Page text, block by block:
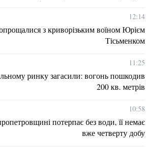
12:14
з криворізьким воїном Юрієм
Тісьменком
11:25
ринку загасили: вогонь пошкодив
200 кв. метрів
10:58
потерпає без води, її немає
вже четверту добу